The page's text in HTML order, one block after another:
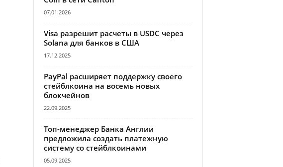
07.01.2026
Visa разрешит расчеты в USDC через
Solana для банков в США
17.12.2025
PayPal расширяет поддержку своего
стейблкоина на восемь новых
блокчейнов
22.09.2025
Топ-менеджер Банка Англии
предложила создать платежную
систему со стейблкоинами
05.09.2025